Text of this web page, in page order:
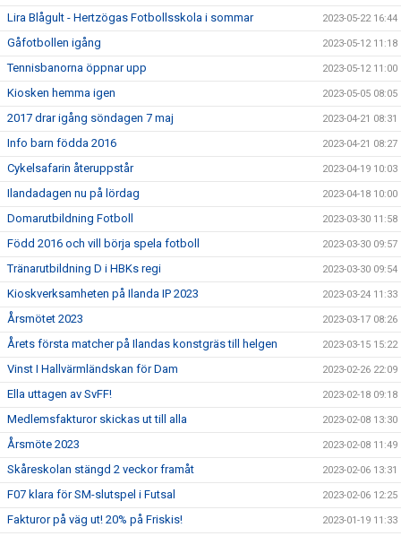
Lira Blågult - Hertzögas Fotbollsskola i sommar 2023-05-22 16:44
Gåfotbollen igång 2023-05-12 11:18
Tennisbanorna öppnar upp 2023-05-12 11:00
Kiosken hemma igen 2023-05-05 08:05
2017 drar igång söndagen 7 maj 2023-04-21 08:31
Info barn födda 2016 2023-04-21 08:27
Cykelsafarin återuppstår 2023-04-19 10:03
Ilandadagen nu på lördag 2023-04-18 10:00
Domarutbildning Fotboll 2023-03-30 11:58
Född 2016 och vill börja spela fotboll 2023-03-30 09:57
Tränarutbildning D i HBKs regi 2023-03-30 09:54
Kioskverksamheten på Ilanda IP 2023 2023-03-24 11:33
Årsmötet 2023 2023-03-17 08:26
Årets första matcher på Ilandas konstgräs till helgen 2023-03-15 15:22
Vinst I Hallvärmländskan för Dam 2023-02-26 22:09
Ella uttagen av SvFF! 2023-02-18 09:18
Medlemsfakturor skickas ut till alla 2023-02-08 13:30
Årsmöte 2023 2023-02-08 11:49
Skåreskolan stängd 2 veckor framåt 2023-02-06 13:31
F07 klara för SM-slutspel i Futsal 2023-02-06 12:25
Fakturor på väg ut! 20% på Friskis! 2023-01-19 11:33